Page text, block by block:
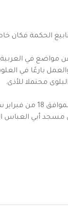
ينابيع الحكمة
مواضع في
بارعًا في
محتملا للأذى.
مسجد أبي العباس